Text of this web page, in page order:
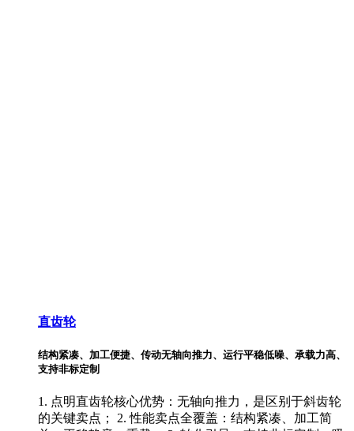
直齿轮
结构紧凑、加工便捷、传动无轴向推力、运行平稳低噪、承载力高、
支持非标定制
1. 点明直齿轮核心优势：无轴向推力，是区别于斜齿轮
的关键卖点； 2. 性能卖点全覆盖：结构紧凑、加工简